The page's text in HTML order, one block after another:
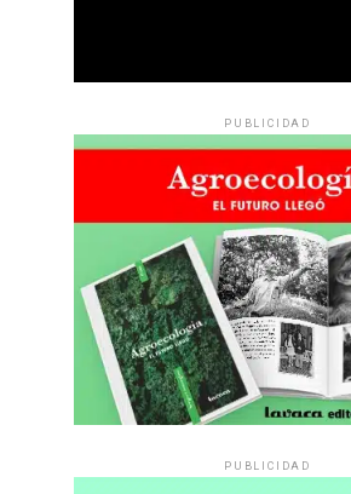
PUBLICIDAD
PUBLICIDAD